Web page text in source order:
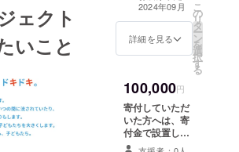
ェクト
いこと
送いたします。
※領収証は
なく当団体が発
行・郵送いたし
の対象になりま
す。 「寄附金控
除」をお受けい
ただくために
は、確定申告の
名）が発行した
領収証をもって
確定申告をして
いただく必要が
ございます。 領
収書の発送は、6
は、マリンス
ポーツ財団レン
ンホームページ
にて、寄付者の
す。 報告メール
は、海水浴シー
ズン終了後の9月
末頃を予定して
います。 このプ
内容の報告メー
ルを送付いたし
ます。 ご希望に
浴場をお知らせ
ください。 （条
件は、管理者も
しくは、ライフ
ガードが常駐す
2024年09月
詳細を見る
こ
の
リ
タ
ー
ン
を
選
択
す
る
100,000円
寄付していただ
いた方へは、寄
付金で設置した
ライフジャケッ